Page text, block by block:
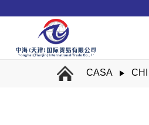
CASA